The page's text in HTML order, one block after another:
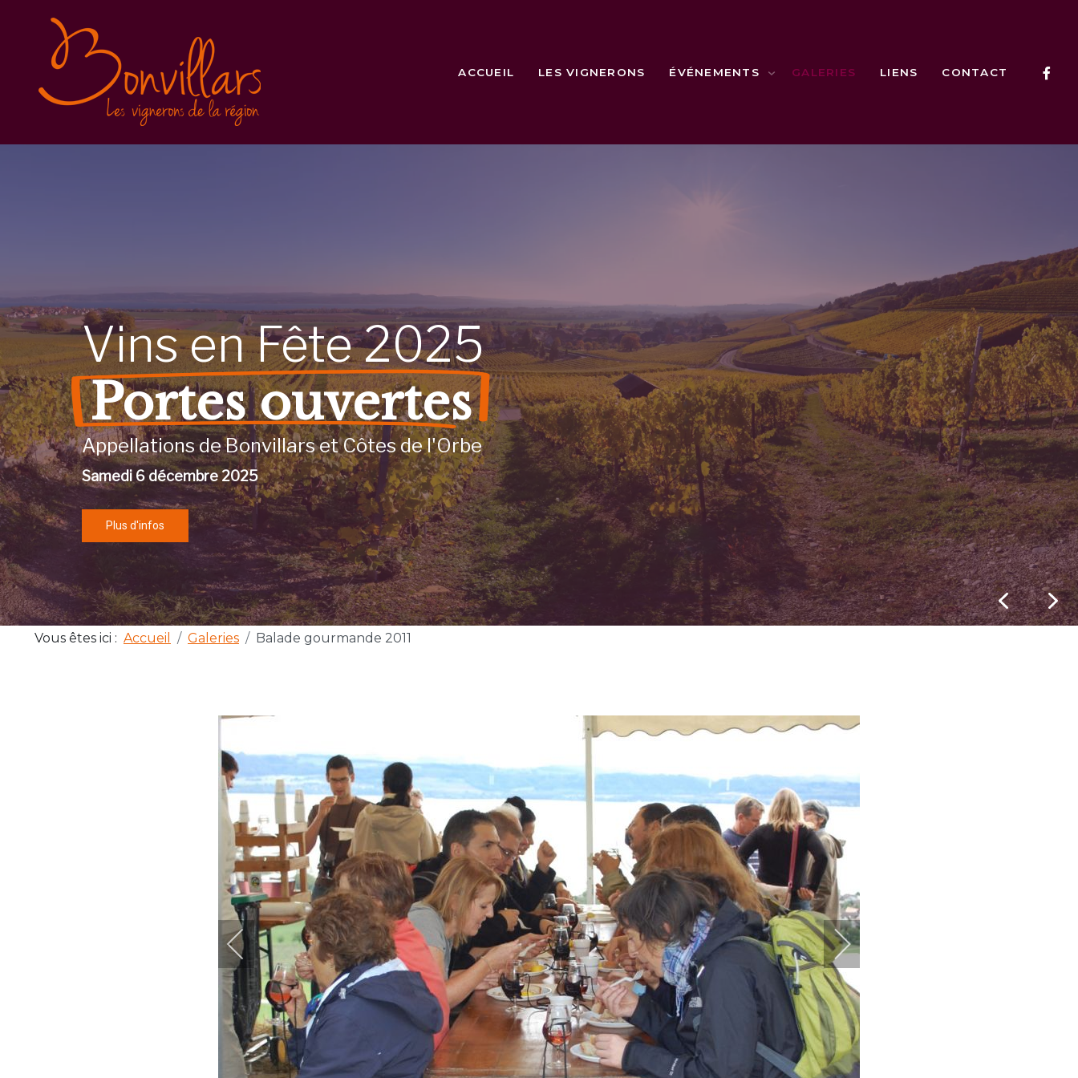
ACCUEIL LES VIGNERONS ÉVÉNEMENTS GALERIES LIENS CONTACT
VinsenFête2025
Portes ouvertes
Appellations de Bonvillars et Côtes de l'Orbe
Samedi 6 décembre 2025
Plus d'infos
Vous êtes ici : Accueil Galeries Balade gourmande 2011
Vins en Fête 2025
Balade gourmande
Inscription
Conditions générales
Vins en Fête 2023